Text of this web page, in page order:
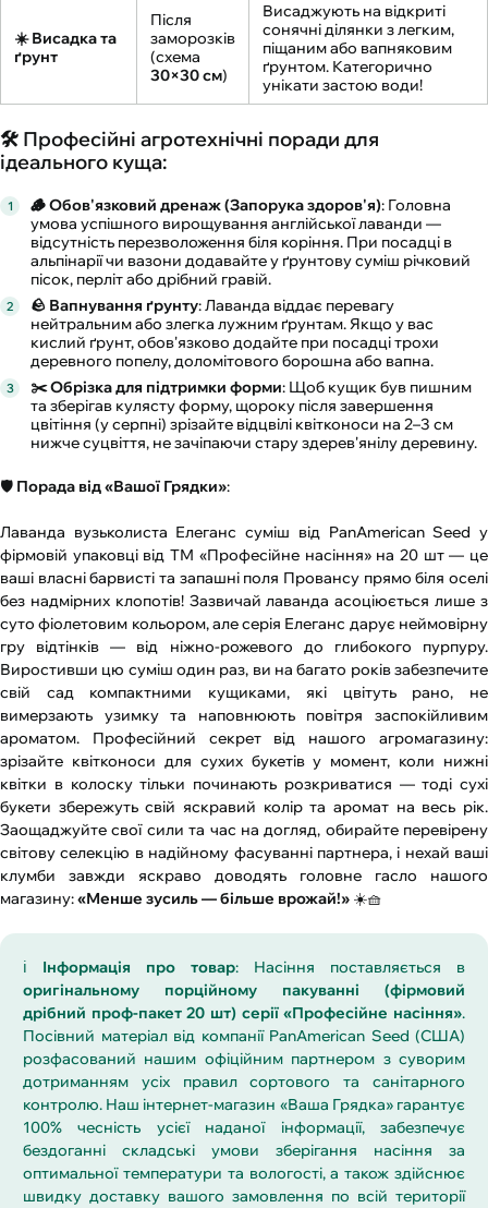
☀️ Висадка та
ґрунт
Після
заморозків
(схема
30×30 см)
Висаджують на відкриті
сонячні ділянки з легким,
піщаним або вапняковим
ґрунтом. Категорично
унікати застою води!
🛠️ Професійні агротехнічні поради для
ідеального куща:
🪵 Обов'язковий дренаж (Запорука здоров'я): Головна
умова успішного вирощування англійської лаванди —
відсутність перезволоження біля коріння. При посадці в
альпінарії чи вазони додавайте у ґрунтову суміш річковий
пісок, перліт або дрібний гравій.
🪨 Вапнування ґрунту: Лаванда віддає перевагу
нейтральним або злегка лужним ґрунтам. Якщо у вас
кислий ґрунт, обов'язково додайте при посадці трохи
деревного попелу, доломітового борошна або вапна.
✂️ Обрізка для підтримки форми: Щоб кущик був пишним
та зберігав кулясту форму, щороку після завершення
цвітіння (у серпні) зрізайте відцвілі квітконоси на 2–3 см
нижче суцвіття, не зачіпаючи стару здерев'янілу деревину.
🛡️ Порада від «Вашої Грядки»:
Лаванда вузьколиста Елеганс суміш від PanAmerican Seed у
фірмовій упаковці від ТМ «Професійне насіння» на 20 шт — це
ваші власні барвисті та запашні поля Провансу прямо біля оселі
без надмірних клопотів! Зазвичай лаванда асоціюється лише з
суто фіолетовим кольором, але серія Елеганс дарує неймовірну
гру відтінків — від ніжно-рожевого до глибокого пурпуру.
Виростивши цю суміш один раз, ви на багато років забезпечите
свій сад компактними кущиками, які цвітуть рано, не
вимерзають узимку та наповнюють повітря заспокійливим
ароматом. Професійний секрет від нашого агромагазину:
зрізайте квітконоси для сухих букетів у момент, коли нижні
квітки в колоску тільки починають розкриватися — тоді сухі
букети збережуть свій яскравий колір та аромат на весь рік.
Заощаджуйте свої сили та час на догляд, обирайте перевірену
світову селекцію в надійному фасуванні партнера, і нехай ваші
клумби завжди яскраво доводять головне гасло нашого
магазину:«Менше зусиль — більше врожай!» ☀️🧺
ℹ️ Інформація про товар: Насіння поставляється в
оригінальному порційному пакуванні (фірмовий
дрібний проф-пакет 20 шт) серії «Професійне насіння».
Посівний матеріал від компанії PanAmerican Seed (США)
розфасований нашим офіційним партнером з суворим
дотриманням усіх правил сортового та санітарного
контролю. Наш інтернет-магазин «Ваша Грядка» гарантує
100% чесність усієї наданої інформації, забезпечує
бездоганні складські умови зберігання насіння за
оптимальної температури та вологості, а також здійснює
швидку доставку вашого замовлення по всій території